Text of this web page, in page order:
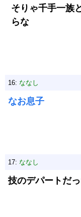
そりゃ千手一族
らな
16: ななし
なお息子
17: ななし
技のデパートだ